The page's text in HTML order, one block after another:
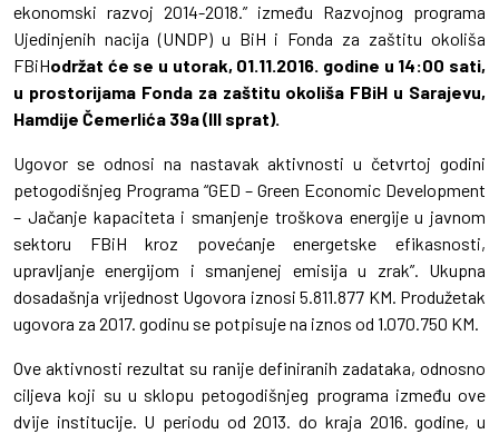
ekonomski razvoj 2014-2018.” između Razvojnog programa
Ujedinjenih nacija (UNDP) u BiH i Fonda za zaštitu okoliša
FBiHodržat će se u utorak, 01.11.2016. godine u 14:00 sati,
u prostorijama Fonda za zaštitu okoliša FBiH u Sarajevu,
Hamdije Čemerlića 39a (III sprat).
Ugovor se odnosi na nastavak aktivnosti u četvrtoj godini
petogodišnjeg Programa “GED – Green Economic Development
– Jačanje kapaciteta i smanjenje troškova energije u javnom
sektoru FBiH kroz povećanje energetske efikasnosti,
upravljanje energijom i smanjenej emisija u zrak”. Ukupna
dosadašnja vrijednost Ugovora iznosi 5.811.877 KM. Produžetak
ugovora za 2017. godinu se potpisuje na iznos od 1.070.750 KM.
Ove aktivnosti rezultat su ranije definiranih zadataka, odnosno
ciljeva koji su u sklopu petogodišnjeg programa između ove
dvije institucije. U periodu od 2013. do kraja 2016. godine, u